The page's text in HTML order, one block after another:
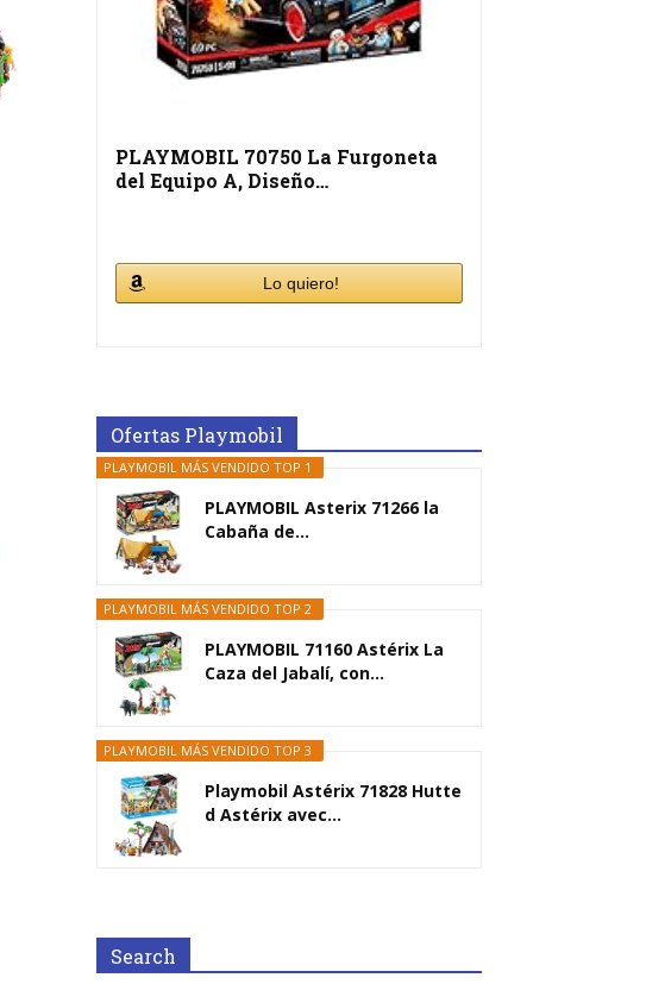
PLAYMOBIL 70750 La Furgoneta
del Equipo A, Diseño…
Lo quiero!
Ofertas Playmobil
PLAYMOBIL MÁS VENDIDO TOP 1
PLAYMOBIL Asterix 71266 la
Cabaña de...
PLAYMOBIL MÁS VENDIDO TOP 2
PLAYMOBIL 71160 Astérix La
Caza del Jabalí, con...
PLAYMOBIL MÁS VENDIDO TOP 3
Playmobil Astérix 71828 Hutte
d Astérix avec...
Search